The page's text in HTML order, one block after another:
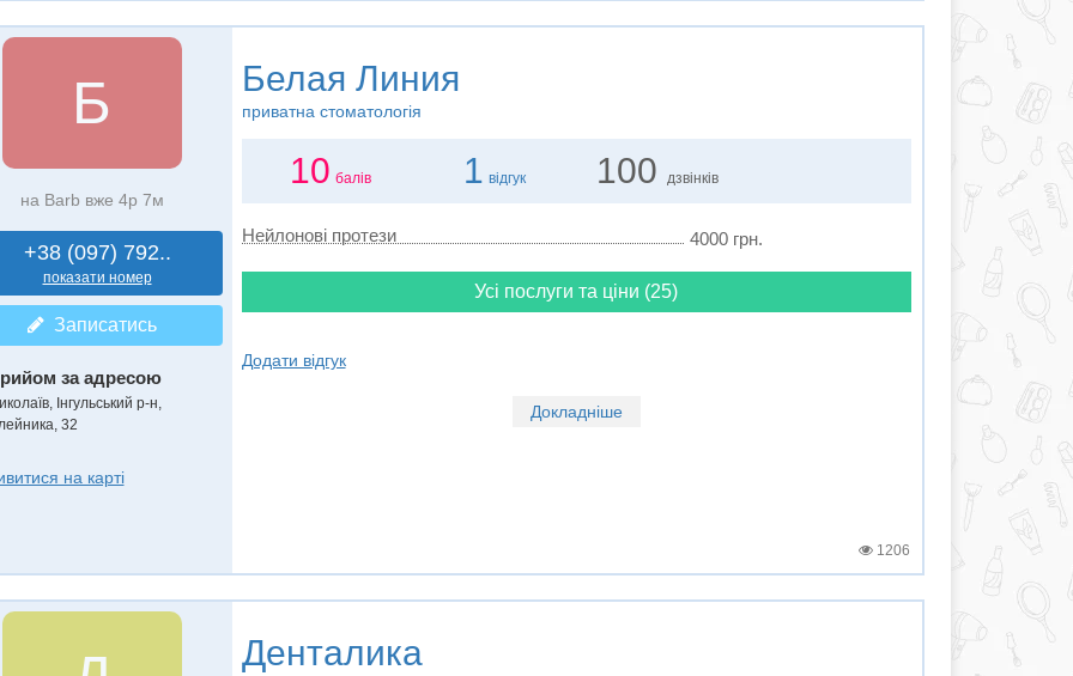
Б
на Barb вже 4р 7м
+38 (097) 792..
показати номер
Записатись
за адресою
Інгульський р-н,
32
на карті
Белая Линия
приватна стоматологія
10 балів 1 відгук 100 дзвінків
Нейлонові протези 4000 грн.
Усі послуги та ціни (25)
Додати відгук
Докладніше
1206
Денталика